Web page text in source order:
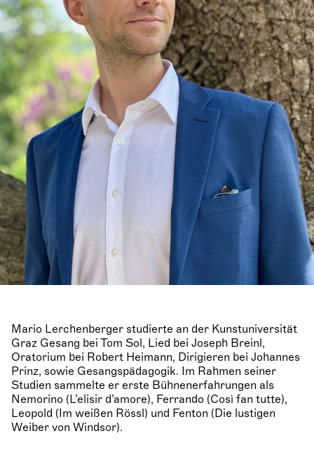
Mario Lerchenberger studierte an der Kunstuniversität
Graz Gesang bei Tom Sol, Lied bei Joseph Breinl,
Oratorium bei Robert Heimann, Dirigieren bei Johannes
Prinz, sowie Gesangspädagogik. Im Rahmen seiner
Studien sammelte er erste Bühnenerfahrungen als
Nemorino (L’elisir d’amore), Ferrando (Così fan tutte),
Leopold (Im weißen Rössl) und Fenton (Die lustigen
Weiber von Windsor).